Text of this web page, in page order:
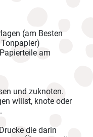
(am Besten
am
und zuknoten.
willst, knote oder
die darin